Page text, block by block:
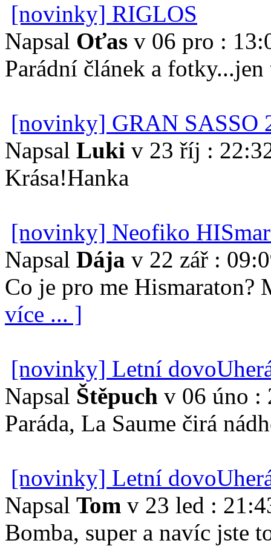
[novinky] RIGLOS
Napsal Oťas v 06 pro :
Parádní článek a
[novinky] GRAN SASSO
Napsal Luki v 23 říj :
Krása!Hanka
[novinky] Neofiko
Napsal Dája v 22 zář :
Co je pro me Hismaraton?
více ... ]
[novinky] Letní
Napsal Štěpuch v 06 úno :
Paráda, La Saume čirá
[novinky] Letní
Napsal Tom v 23 led :
Bomba, super a navíc jste